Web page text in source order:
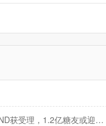
HF001脐带间充质干细胞注射液IND获受理，1.2亿糖友或迎来治疗“新希望”